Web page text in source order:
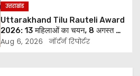
उत्तराखंड
Uttarakhand Tilu Rauteli Award
2026: 13 महिलाओं का चयन, 8 अगस्त को
सीएम धामी करेंगे सम्मानित
Aug 6, 2026 नॉर्दर्न रिपोर्टर